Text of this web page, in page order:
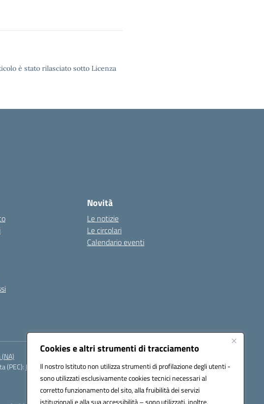
Cookies e altri strumenti di tracciamento
Il nostro Istituto non utilizza strumenti di profilazione degli utenti -
sono utilizzati esclusivamente cookies tecnici necessari al
corretto funzionamento del sito, alla fruibilità dei servizi
istituzionali e alla sua accessibilità – sono utilizzati, inoltre,
è stato rilasciato sotto Licenza
Novità
Le notizie
Le circolari
Calendario eventi
(PEC): NAEE21900T@pec.istruzione.it